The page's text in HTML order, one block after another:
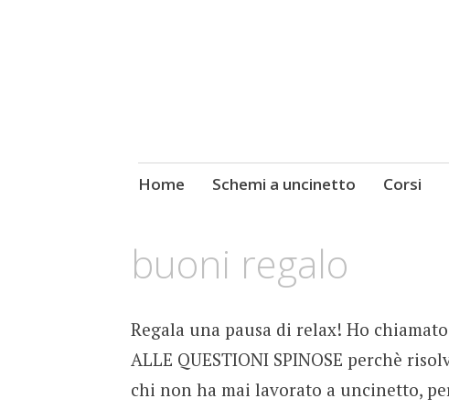
Kate Alinari, corsi di uncinetto,
Skip
Home Schemi a uncinetto Corsi
buoni regalo
Regala una pausa di relax! Ho
ALLE QUESTIONI SPINOSE perchè
chi non ha mai lavorato a uncinetto,